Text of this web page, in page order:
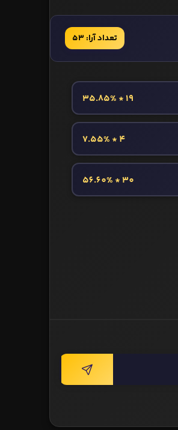
تعداد آرا: 53
19 * 35.85%
4 * 7.55%
30 * 56.60%